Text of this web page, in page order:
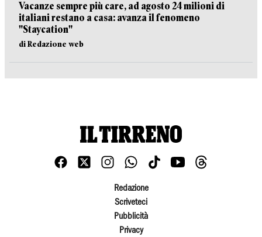
Vacanze sempre più care, ad agosto 24 milioni di
italiani restano a casa: avanza il fenomeno
"Staycation"
di Redazione web
Redazione
Scriveteci
Pubblicità
Privacy